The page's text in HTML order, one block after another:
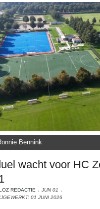
Bennink
wacht voor HC
REDACTIE
JUN 01
01 JUNI 2026